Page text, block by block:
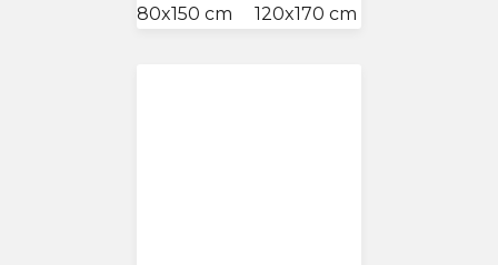
80x150 cm 120x170 cm